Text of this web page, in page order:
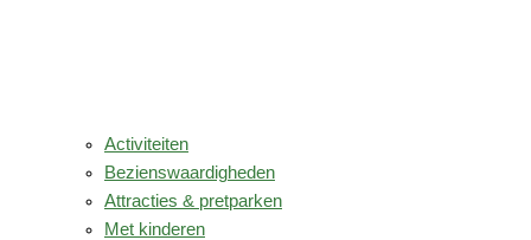
Activiteiten
Bezienswaardigheden
Attracties & pretparken
Met kinderen